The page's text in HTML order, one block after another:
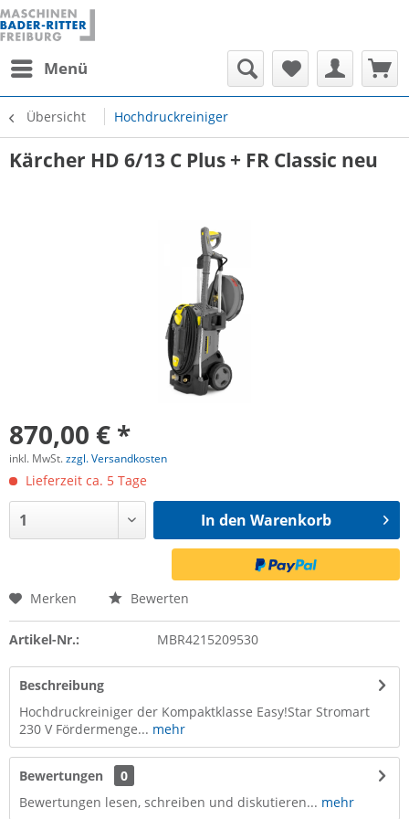
Menü
Übersicht Hochdruckreiniger
Kärcher HD 6/13 C Plus + FR Classic neu
870,00 € *
inkl. MwSt.zzgl. Versandkosten
Lieferzeit ca. 5 Tage
In den Warenkorb
Merken Bewerten
Artikel-Nr.: MBR4215209530
Beschreibung
Hochdruckreiniger der Kompaktklasse Easy!Star Stromart
230 V Fördermenge... mehr
Bewertungen
0
Bewertungen lesen, schreiben und diskutieren... mehr